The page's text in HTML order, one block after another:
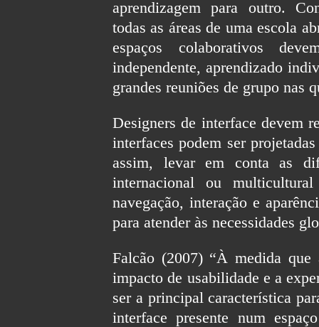
aprendizagem para outro.
todas as áreas de uma escola
espaços colaborativos
independente, aprendizado
grandes reuniões de grupo nas
Designers de interface devem
interfaces podem ser
assim, levar em conta as
internacional ou
navegação, interação e
para atender às necessidades
Falcão (2007) “À medida
impacto de usabilidade e a
ser a principal característica
interface presente num